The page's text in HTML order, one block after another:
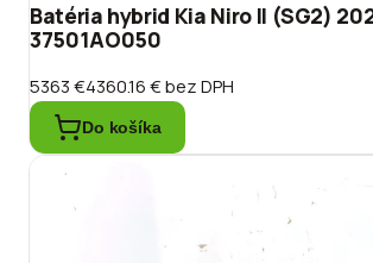
Batéria hybrid Kia Niro II (SG2)
37501AO050
5363 €4360.16 €bez DPH
Do košíka